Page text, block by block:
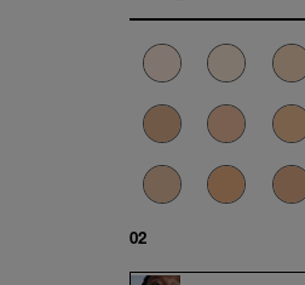
02